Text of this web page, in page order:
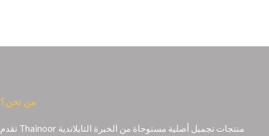
من نحن؟
تقدم Thainoor منتجات تجميل أصلية مستوحاة من الخبرة التايلاندية